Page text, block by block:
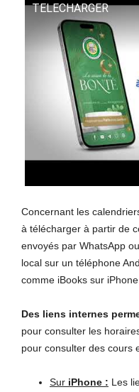
TELECHARGER
Concernant les
à télécharger à partir de
envoyés par WhatsApp
local sur un téléphone
comme iBooks sur iPhone.
Des liens internes
pour consulter les
pour consulter des cours
Sur iPhone : Les